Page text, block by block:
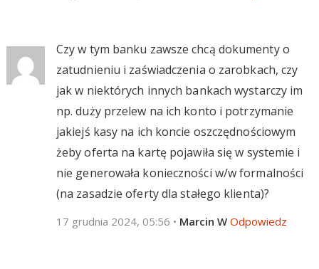
Czy w tym banku zawsze chcą dokumenty o
zatudnieniu i zaświadczenia o zarobkach, czy
jak w niektórych innych bankach wystarczy im
np. duży przelew na ich konto i potrzymanie
jakiejś kasy na ich koncie oszczędnościowym
żeby oferta na kartę pojawiła się w systemie i
nie generowała konieczności w/w formalności
(na zasadzie oferty dla stałego klienta)?
17 grudnia 2024, 05:56 • Marcin W Odpowiedz